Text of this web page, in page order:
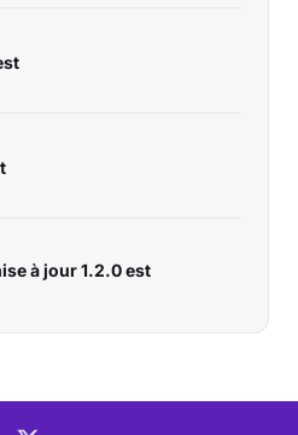
à jour 1.2.0 est